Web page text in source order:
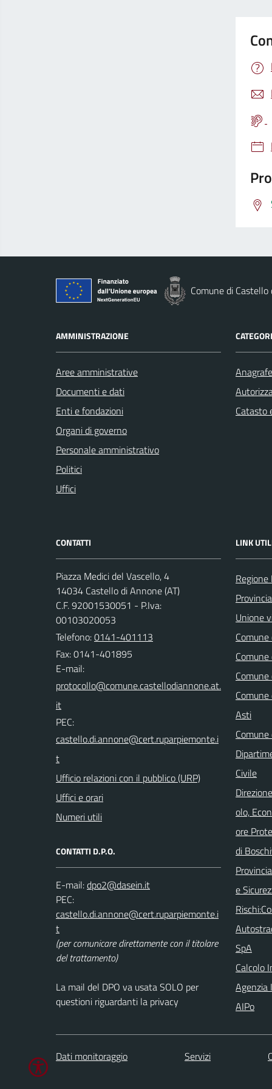
Comune di
AMMINISTRAZIONE
Aree amministrative
Documenti e dati
Enti e fondazioni
Organi di governo
Personale amministrativo
Politici
Uffici
Catasto
CONTATTI
Piazza Medici del Vascello, 4
14034 Castello di Annone (AT)
C.F. 92001530051 - P.Iva:
00103020053
Telefono:0141-401113
Fax: 0141-401895
E-mail:
PEC:
Ufficio relazioni con il pubblico (URP)
Uffici e orari
Numeri utili
CONTATTI D.P.O.
E-mail:
PEC:
(per comunicare direttamente con il titolare
del trattamento)
La mail del DPO va usata SOLO per
questioni riguardanti la privacy
LINK
Unione
Comune
Comune
Asti
Civile
olo,
ore
di
e
SpA
Calcolo
Agenzia
AIPo
Dati monitoraggio Servizi